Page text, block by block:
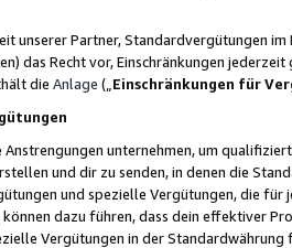
unserer Partner, Standardvergütungen
das Recht vor, Einschränkungen
die Anlage („ Einschränkungen für
unternehmen, um
und dir zu senden, in denen die
und spezielle Vergütungen, die
können dazu führen, dass dein effektiver
Vergütungen in der